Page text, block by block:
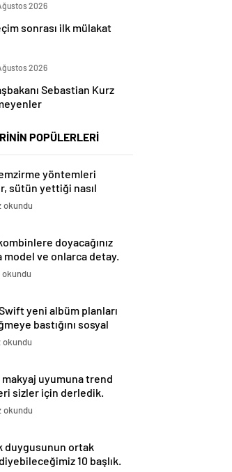
2026
sonrası ilk mülakat
2026
Sebastian Kurz
POPÜLERLERİ
yöntemleri
sütün yettiği nasıl
okundu
doyacağınız
model ve onlarca detay.
okundu
yeni albüm planları
bastığını sosyal
duyurdu!
okundu
makyaj uyumuna trend
sizler için derledik.
okundu
duygusunun ortak
10 başlık.